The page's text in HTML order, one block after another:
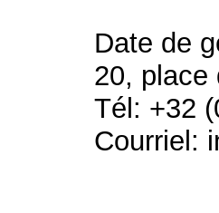
Date de
20, place
Tél: +32
Courriel: